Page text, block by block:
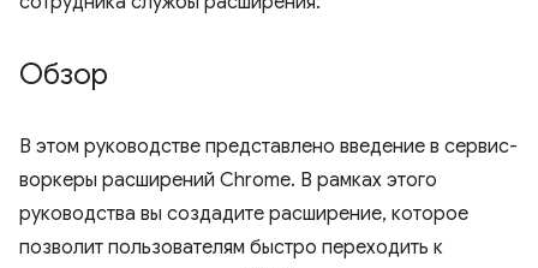
Обзор
В этом руководстве представлено введение в сервис-
воркеры расширений Chrome. В рамках этого
руководства вы создадите расширение, которое
позволит пользователям быстро переходить к